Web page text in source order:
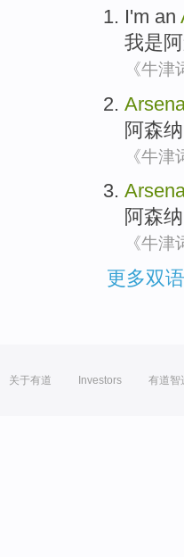
I'm an
我是
《牛津
阿森
《牛津
阿森纳
《牛津
更多双
关于有道 Investors 有道智